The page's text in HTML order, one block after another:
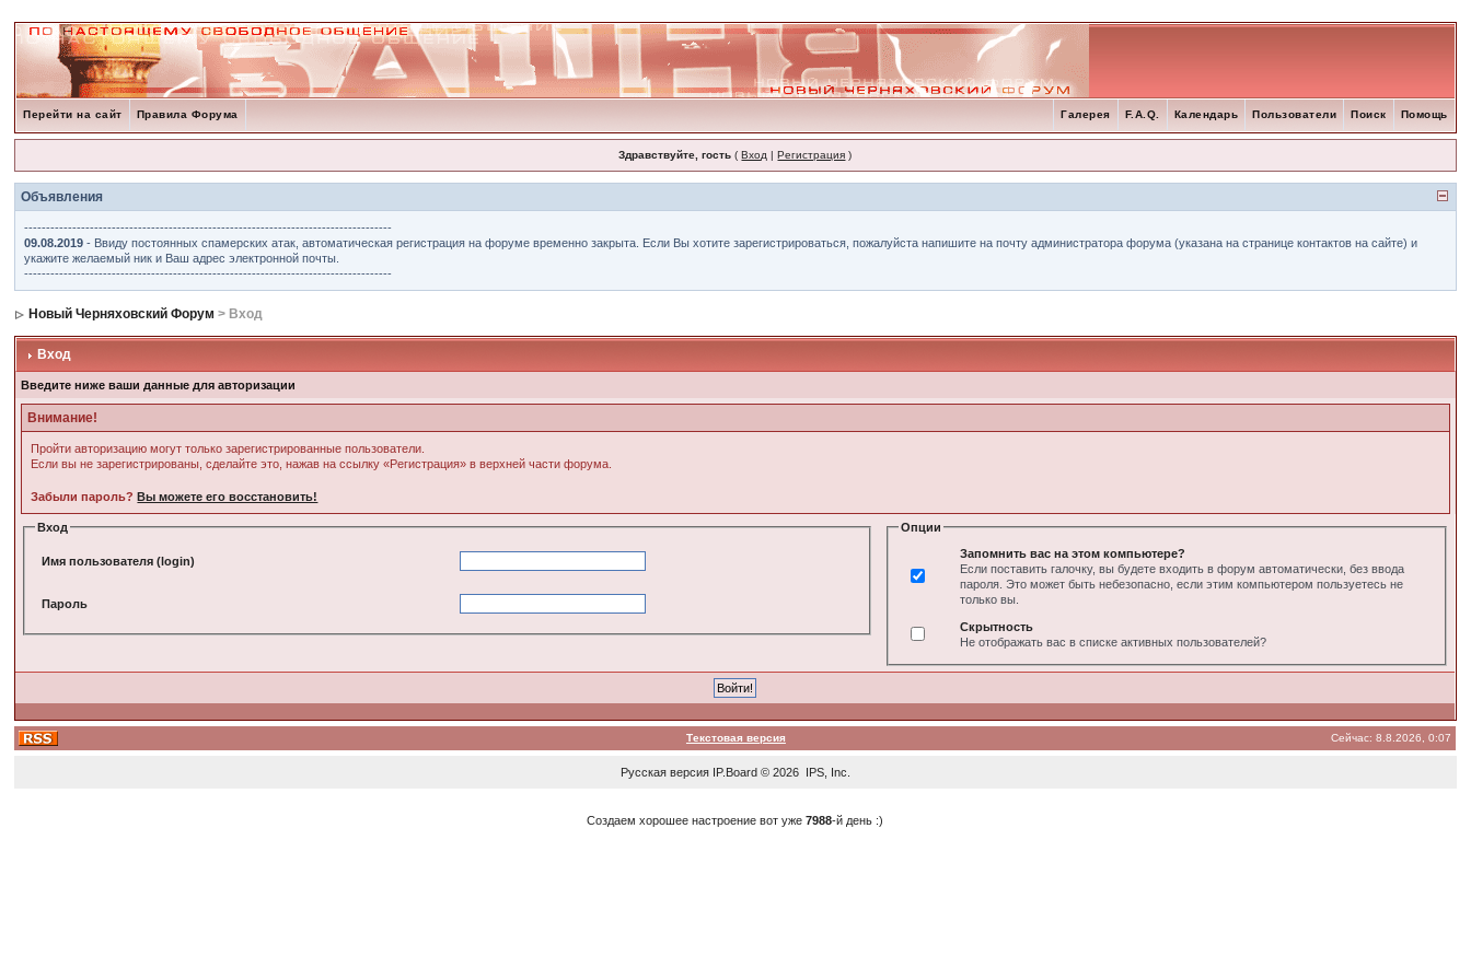
Перейти на сайт Правила Форума Помощь
Поиск
Пользователи
Календарь
F.A.Q.
Галерея
Здравствуйте, гость (Вход |Регистрация )
Объявления
------------------------------------------------------------------------------------
09.08.2019 - Ввиду постоянных спамерских атак, автоматическая регистрация на форуме временно закрыта. Если Вы хотите зарегистрироваться, пожалуйста напишите на почту администратора форума (указана на странице контактов на сайте) и
укажите желаемый ник и Ваш адрес электронной почты.
------------------------------------------------------------------------------------
Новый Черняховский Форум > Вход
Вход
Введите ниже ваши данные для авторизации
Внимание!
Пройти авторизацию могут только зарегистрированные пользователи.
Если вы не зарегистрированы, сделайте это, нажав на ссылку «Регистрация» в верхней части форума.
Забыли пароль?Вы можете его восстановить!
Вход
Имя пользователя (login)
Пароль
Опции
Запомнить вас на этом компьютере?
Если поставить галочку, вы будете входить в форум автоматически, без ввода
пароля. Это может быть небезопасно, если этим компьютером пользуетесь не
только вы.
Скрытность
Не отображать вас в списке активных пользователей?
Текстовая версия Сейчас: 8.8.2026, 0:07
Русская версия IP.Board© 2026 IPS, Inc
Создаем хорошее настроение вот уже7988-й день :)